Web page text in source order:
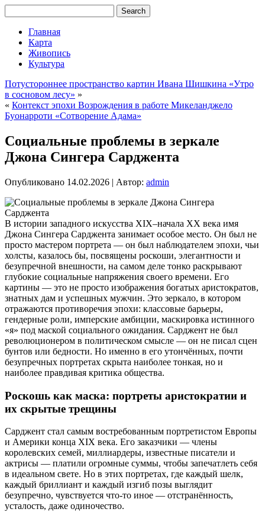
Главная
Карта
Живопись
Культура
Потустороннее пространство картин Ивана Шишкина «Утро
в сосновом лесу» »
« Контекст эпохи Возрождения в работе Микеланджело
Буонарроти «Сотворение Адама»
Социальные проблемы в зеркале
Джона Сингера Сарджента
Опубликовано 14.02.2026 | Автор: admin
В истории западного искусства XIX–начала XX века имя
Джона Сингера Сарджента занимает особое место. Он был не
просто мастером портрета — он был наблюдателем эпохи, чьи
холсты, казалось бы, посвящены роскоши, элегантности и
безупречной внешности, на самом деле тонко раскрывают
глубокие социальные напряжения своего времени. Его
картины — это не просто изображения богатых аристократов,
знатных дам и успешных мужчин. Это зеркало, в котором
отражаются противоречия эпохи: классовые барьеры,
гендерные роли, имперские амбиции, маскировка истинного
«я» под маской социального ожидания. Сарджент не был
революционером в политическом смысле — он не писал сцен
бунтов или бедности. Но именно в его утончённых, почти
безупречных портретах скрыта наиболее тонкая, но и
наиболее правдивая критика общества.
Роскошь как маска: портреты аристократии и
их скрытые трещины
Сарджент стал самым востребованным портретистом Европы
и Америки конца XIX века. Его заказчики — члены
королевских семей, миллиардеры, известные писатели и
актрисы — платили огромные суммы, чтобы запечатлеть себя
в идеальном свете. Но в этих портретах, где каждый шелк,
каждый бриллиант и каждый изгиб позы выглядит
безупречно, чувствуется что-то иное — отстранённость,
усталость, даже одиночество.